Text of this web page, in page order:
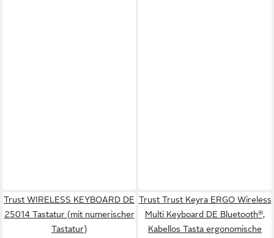
Trust WIRELESS KEYBOARD DE
25014 Tastatur (mit numerischer
Tastatur)
Trust Trust Keyra ERGO Wireless
Multi Keyboard DE Bluetooth®,
Kabellos Tasta ergonomische